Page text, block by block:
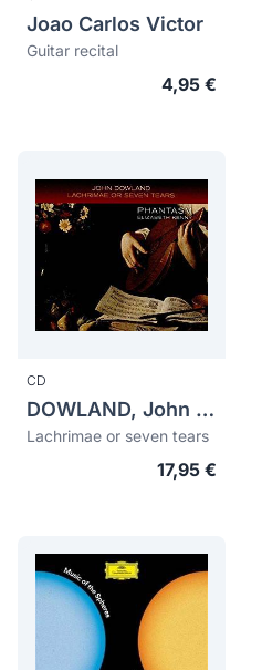
Joao Carlos Victor
Guitar recital
4,95 €
CD
DOWLAND, John (1563-1626)
Lachrimae or seven tears
17,95 €